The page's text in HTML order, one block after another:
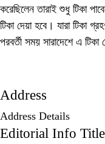
করেছিলেন তারাই শুধু টিকা
টিকা দেয়া হবে। যারা টিকা
পরবর্তী সময় সারাদেশে এ টিকা
Address
Address Details
Editorial Info Title